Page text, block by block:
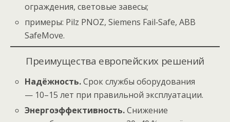
ограждения, световые завесы;
примеры: Pilz PNOZ, Siemens Fail‑Safe, ABB
SafeMove.
Преимущества европейских решений
Надёжность.Срок службы оборудования
— 10–15 лет при правильной эксплуатации.
Энергоэффективность.Снижение